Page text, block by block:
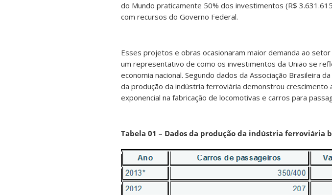
do Mundo praticamente 50% dos investimentos (R$
com recursos do Governo Federal.
Esses projetos e obras ocasionaram maior demanda ao
um representativo de como os investimentos da União se
economia nacional. Segundo dados da Associação Brasileira
da produção da indústria ferroviária demonstrou
exponencial na fabricação de locomotivas e carros para
Tabela 01 – Dados da produção da indústria ferroviária